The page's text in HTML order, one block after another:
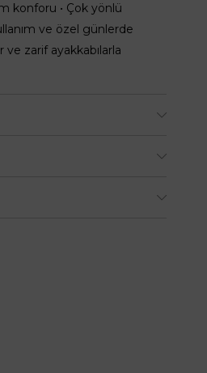
konforu • Çok yönlü
ve özel günlerde
zarif ayakkabılarla